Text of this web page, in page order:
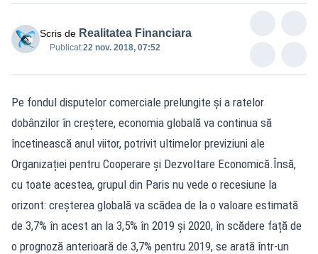
Scris de Realitatea Financiara
Publicat:22 nov. 2018, 07:52
Pe fondul disputelor comerciale prelungite și a ratelor
dobânzilor în creștere, economia globală va continua să
încetinească anul viitor, potrivit ultimelor previziuni ale
Organizației pentru Cooperare și Dezvoltare Economică.Însă,
cu toate acestea, grupul din Paris nu vede o recesiune la
orizont: creșterea globală va scădea de la o valoare estimată
de 3,7% în acest an la 3,5% în 2019 și 2020, în scădere față de
o prognoză anterioară de 3,7% pentru 2019, se arată într-un